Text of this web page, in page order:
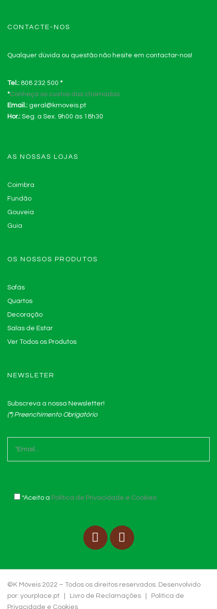
CONTACTE-NOS
Qualquer dúvida ou questão não hesite em contactar-nos!
Tel.: 808 232 500 *
*Conheça os custos das chamadas
Email.: geral@kmoveis.pt
Hor.: Seg. a Sex. 9h00 às 18h30
AS NOSSAS LOJAS
Coimbra
Fundão
Gouveia
Guia
OS NOSSOS PRODUTOS
Sofás
Quartos
Decoração
Salas de Estar
Ver Todos os Produtos
NEWSLETER
Subscreva a nossa Newsletter!
(*) Preenchimento Obrigatório
*Aceito a Política de Privacidade e Cookies
©K Móveis 2022 – Todos os direitos reservados. Desenvolvido
por: yourplace.pt Livro de Reclamações
Política de
Privacidade e Cookies